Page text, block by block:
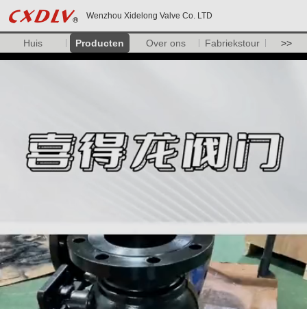
Wenzhou Xidelong Valve Co. LTD
Huis Producten Over ons Fabriekstour >>